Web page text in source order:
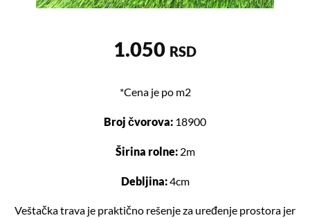
1.050 RSD
*Cena je po m2
Broj čvorova: 18900
Širina rolne:2m
Debljina:4cm
Veštačka trava je praktično rešenje za uređenje prostora jer